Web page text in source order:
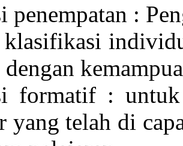
penempatan :
dengan
formatif : untuk
yang telah di